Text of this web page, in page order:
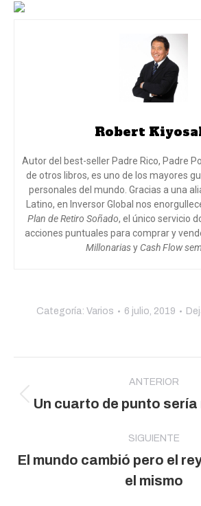
Robert
Autor del best-seller Padre Rico, Padre
de otros libros, es uno de los mayores
personales del mundo. Gracias a una
Latino, en Inversor Global nos
Plan de Retiro Soñado, el único servicio
acciones puntuales para comprar y
Millonariasy Cash Flow
Categoría: Varios 6 julio, 2019
entre
publicaciones
ANTERIOR
Un cuarto de punto
SIGUIENTE
siguiente:
El mundo cambió pero el
el mismo